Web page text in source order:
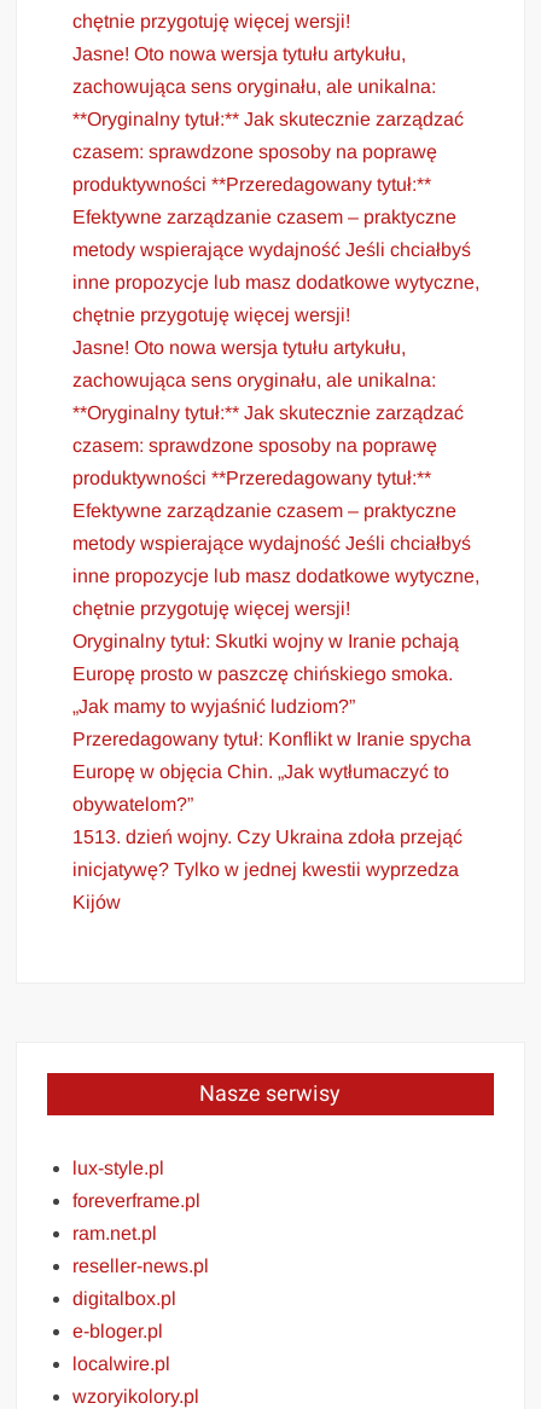
chętnie przygotuję więcej wersji!
Jasne! Oto nowa wersja tytułu artykułu,
zachowująca sens oryginału, ale unikalna:
**Oryginalny tytuł:** Jak skutecznie zarządzać
czasem: sprawdzone sposoby na poprawę
produktywności **Przeredagowany tytuł:**
Efektywne zarządzanie czasem – praktyczne
metody wspierające wydajność Jeśli chciałbyś
inne propozycje lub masz dodatkowe wytyczne,
chętnie przygotuję więcej wersji!
Jasne! Oto nowa wersja tytułu artykułu,
zachowująca sens oryginału, ale unikalna:
**Oryginalny tytuł:** Jak skutecznie zarządzać
czasem: sprawdzone sposoby na poprawę
produktywności **Przeredagowany tytuł:**
Efektywne zarządzanie czasem – praktyczne
metody wspierające wydajność Jeśli chciałbyś
inne propozycje lub masz dodatkowe wytyczne,
chętnie przygotuję więcej wersji!
Oryginalny tytuł: Skutki wojny w Iranie pchają
Europę prosto w paszczę chińskiego smoka.
„Jak mamy to wyjaśnić ludziom?”
Przeredagowany tytuł: Konflikt w Iranie spycha
Europę w objęcia Chin. „Jak wytłumaczyć to
obywatelom?”
1513. dzień wojny. Czy Ukraina zdoła przejąć
inicjatywę? Tylko w jednej kwestii wyprzedza
Kijów
Nasze serwisy
lux-style.pl
foreverframe.pl
ram.net.pl
reseller-news.pl
digitalbox.pl
e-bloger.pl
localwire.pl
wzoryikolory.pl